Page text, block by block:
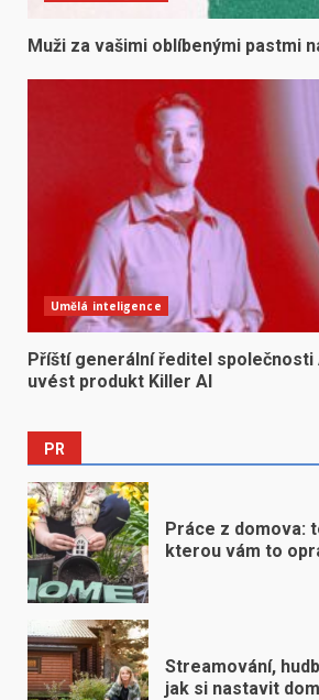
Muži za vašimi oblíbenými pastmi
Umělá inteligence
Příští generální ředitel společnosti
uvést produkt Killer AI
PR
Práce z domova:
kterou vám to
Streamování,
jak si nastavit